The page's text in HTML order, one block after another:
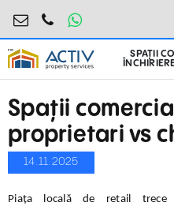
0730.000.076
SPAȚII
Spații
proprietari vs
14.11.2025
Piața locală de retail trece